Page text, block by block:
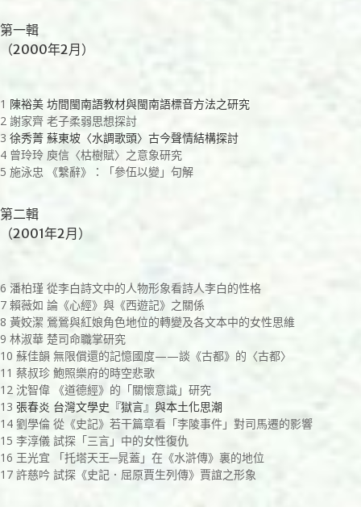
第一輯
（2000年2月）
1 陳裕美 坊間閩南語教材與閩南語標音方法之研究
2 謝家齊 老子柔弱思想探討
3 徐秀菁 蘇東坡〈水調歌頭〉古今聲情結構探討
4 曾玲玲 庾信〈枯樹賦〉之意象研究
5 施泳忠 《繫辭》：「參伍以變」句解
第二輯
（2001年2月）
6 潘柏瑾 從李白詩文中的人物形象看詩人李白的性格
7 賴薇如 論《心經》與《西遊記》之關係
8 黃姣潔 鶯鶯與紅娘角色地位的轉變及各文本中的女性思維
9 林淑華 楚司命職掌研究
10 蘇佳韻 無限償還的記憶國度——談《古都》的〈古都〉
11 蔡叔珍 鮑照樂府的時空悲歌
12 沈智偉 《道德經》的「關懷意識」研究
13 張春炎 台灣文學史『獄言』與本土化思潮
14 劉學倫 從《史記》若干篇章看「李陵事件」對司馬遷的影響
15 李淳儀 試探「三言」中的女性復仇
16 王光宜 「托塔天王─晁蓋」在《水滸傳》裏的地位
17 許慈吟 試探《史記．屈原賈生列傳》賈誼之形象